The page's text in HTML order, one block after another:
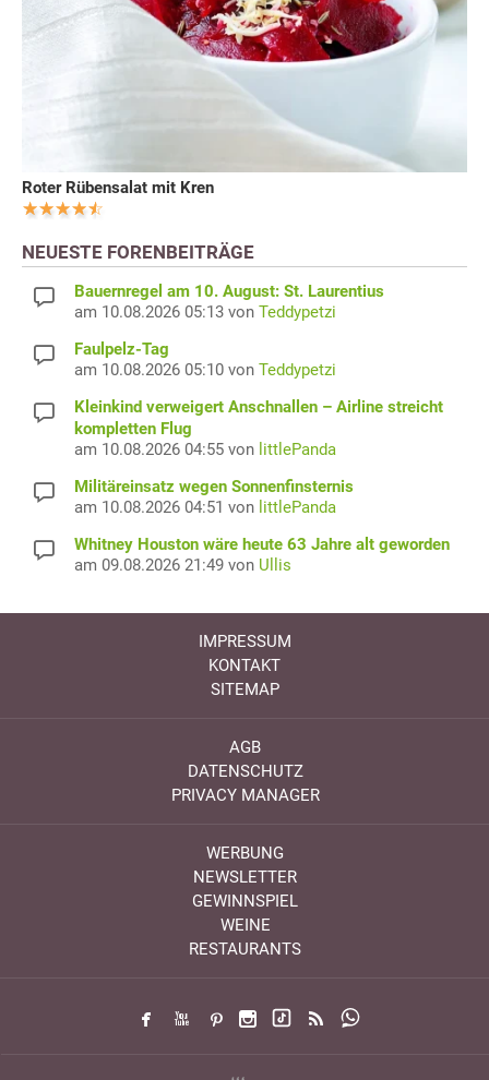
Roter Rübensalat mit Kren
NEUESTE FORENBEITRÄGE
Bauernregel am 10. August: St. Laurentius
am 10.08.2026 05:13 von Teddypetzi
Faulpelz-Tag
am 10.08.2026 05:10 von Teddypetzi
Kleinkind verweigert Anschnallen – Airline streicht
kompletten Flug
am 10.08.2026 04:55 von littlePanda
Militäreinsatz wegen Sonnenfinsternis
am 10.08.2026 04:51 von littlePanda
Whitney Houston wäre heute 63 Jahre alt geworden
am 09.08.2026 21:49 von Ullis
IMPRESSUM
KONTAKT
SITEMAP
AGB
DATENSCHUTZ
PRIVACY MANAGER
WERBUNG
NEWSLETTER
GEWINNSPIEL
WEINE
RESTAURANTS